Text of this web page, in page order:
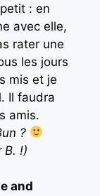
: en
avec elle,
rater une
les jours
mis et je
Il faudra
amis.
?
B. !)
and